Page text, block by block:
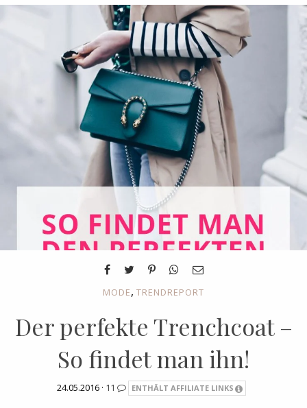
MODE, TRENDREPORT
Der perfekte Trenchcoat –
So findet man ihn!
24.05.2016 · 11 ENTHÄLT AFFILIATE LINKS